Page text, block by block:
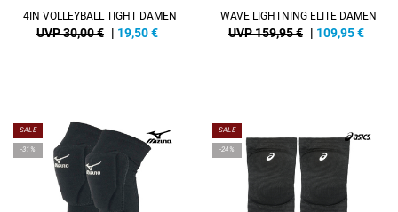
4IN VOLLEYBALL TIGHT DAMEN
UVP 30,00 € | 19,50€
WAVE LIGHTNING ELITE DAMEN
UVP 159,95 € | 109,95€
SALE
-31%
SALE
-24%